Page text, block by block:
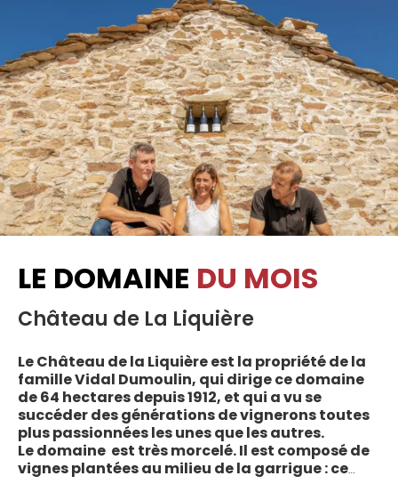
LE DOMAINE DU MOIS
Château de La Liquière
Le Château de la Liquière est la propriété de la
famille Vidal Dumoulin, qui dirige ce domaine
de 64 hectares depuis 1912, et qui a vu se
succéder des générations de vignerons toutes
plus passionnées les unes que les autres.
Le domaine est très morcelé. Il est composé de
vignes plantées au milieu de la garrigue : ce